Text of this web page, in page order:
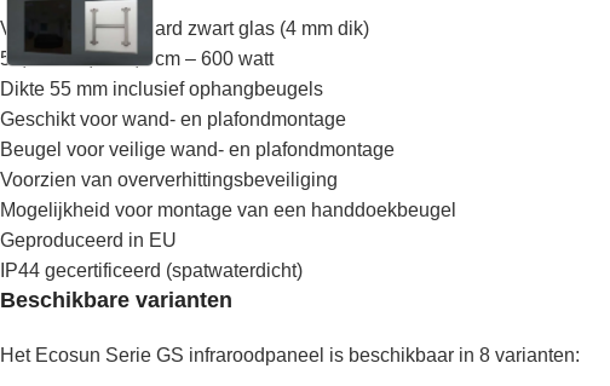
Voorzijde van gehard zwart glas (4 mm dik)
58,5 x 118,5 x 3,9 cm – 600 watt
Dikte 55 mm inclusief ophangbeugels
Geschikt voor wand- en plafondmontage
Beugel voor veilige wand- en plafondmontage
Voorzien van oververhittingsbeveiliging
Mogelijkheid voor montage van een handdoekbeugel
Geproduceerd in EU
IP44 gecertificeerd (spatwaterdicht)
Beschikbare varianten
Het Ecosun Serie GS infraroodpaneel is beschikbaar in 8 varianten: